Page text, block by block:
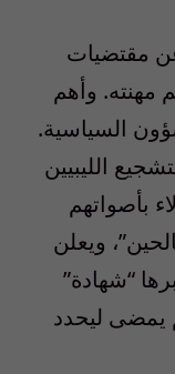
مقتضيات
مهنته. وأهم
السياسية.
الليبيين
بأصواتهم
ويعلن
“شهادة”
يمضى ليحدد